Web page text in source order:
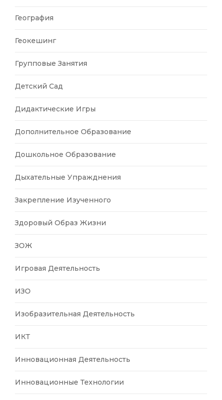
География
Геокешинг
Групповые Занятия
Детский Сад
Дидактические Игры
Дополнительное Образование
Дошкольное Образование
Дыхательные Упражднения
Закрепление Изученного
Здоровый Образ Жизни
ЗОЖ
Игровая Деятельность
ИЗО
Изобразительная Деятельность
ИКТ
Инновационная Деятельность
Инновационные Технологии